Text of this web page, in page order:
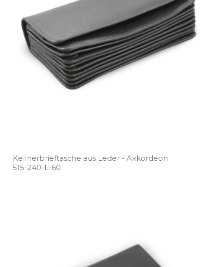
Kellnerbrieftasche aus Leder ­- Akkordeon
515­-2401L­-60